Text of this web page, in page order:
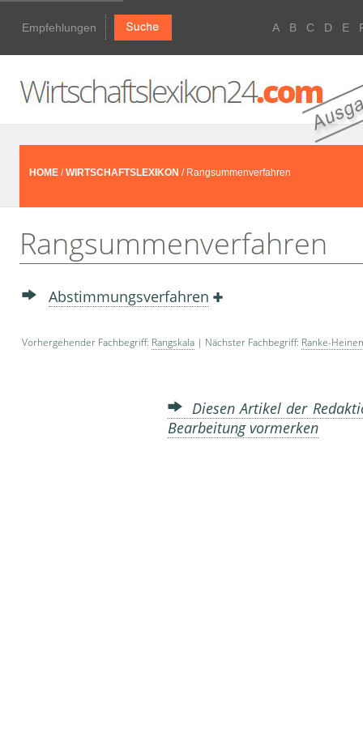
Empfehlungen A B C D E
HOME /WIRTSCHAFTSLEXIKON / Rangsummenverfahren
Rangsummenverfahren
Abstimmungsverfahren
Vorhergehender Fachbegriff: Rangskala | Nächster Fachbegriff: Ranke-
Diesen Artikel der
Bearbeitung vormerken